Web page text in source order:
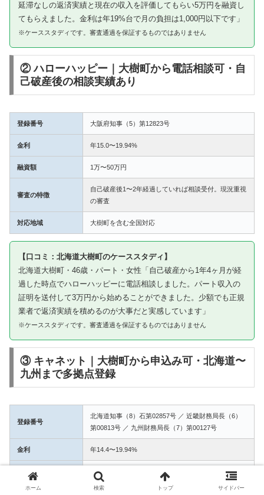
延滞なしの返済実績と現在の収入を評価してもらい5万円を融資し
てもらえました。金利は年19%台で月の負担は1,000円以下です」
※ケーススタディです。審査通過を保証するものではありません
② ハローハッピー｜大樹町から電話相談可・自
己破産後の相談実績あり
登録番号 大阪府知事（5）第12823号
金利 年15.0〜19.94%
融資額 1万〜50万円
審査の特徴
自己破産後1〜2年経過していれば相談受付。現況重視
の審査
対応地域 大樹町を含む全国対応
【口コミ：北海道大樹町のケーススタディ】
北海道大樹町・46歳・パート・女性「自己破産から1年4ヶ月が経
過した時点でハローハッピーに電話相談しました。パート収入の
証明を送付して3万円から始めることができました。少額でも正規
業者で返済実績を積めるのが大事だと実感しています」
※ケーススタディです。審査通過を保証するものではありません
③ キャネット｜大樹町から申込み可・北海道〜
九州まで多拠点登録
登録番号
北海道知事（8）石第02857号 ／ 近畿財務局長（6）
第00813号 ／ 九州財務局長（7）第00127号
金利 年14.4〜19.94%
融資額 1万〜50万円
ホーム 検索 トップ サイドバー